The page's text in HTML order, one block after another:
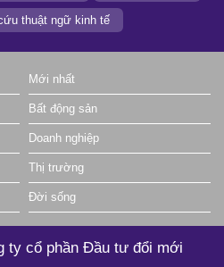
thuật ngữ kinh tế
Mới nhất
Bất động sản
Doanh nghiệp
Thị trường
Đời sống
ty cổ phần Đầu tư đổi mới